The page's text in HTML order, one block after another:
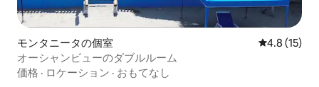
モンタニータの個室 レビュー15
4.8 (15)
オーシャンビューのダブルルーム
価格 · ロケーション · おもてなし